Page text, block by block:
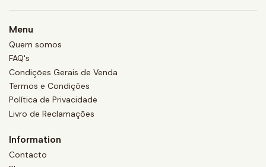
Menu
Quem somos
FAQ's
Condições Gerais de Venda
Termos e Condições
Política de Privacidade
Livro de Reclamações
Information
Contacto